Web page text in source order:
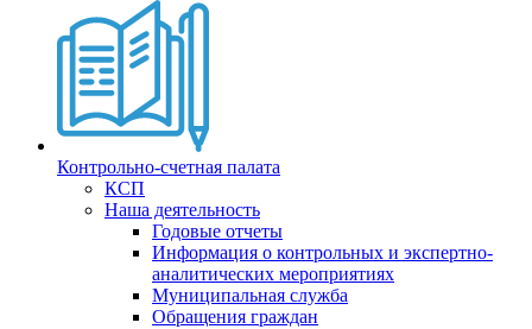
Контрольно-счетная палата
КСП
Наша деятельность
Годовые отчеты
Информация о контрольных и экспертно-
аналитических мероприятиях
Муниципальная служба
Обращения граждан